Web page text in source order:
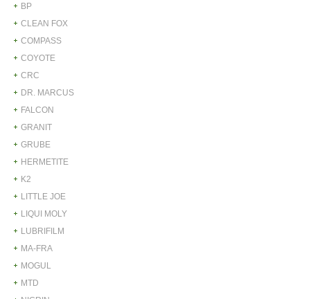
BP
CLEAN FOX
COMPASS
COYOTE
CRC
DR. MARCUS
FALCON
GRANIT
GRUBE
HERMETITE
K2
LITTLE JOE
LIQUI MOLY
LUBRIFILM
MA-FRA
MOGUL
MTD